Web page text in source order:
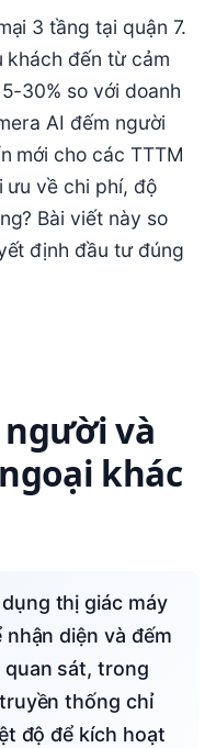
3 tầng tại quận 7.
khách đến từ cảm
30% so với doanh
AI đếm người
mới cho các TTTM
ưu về chi phí, độ
Bài viết này so
định đầu tư đúng
người và
khác
diện và đếm
sát, trong
thống chỉ
độ để kích hoạt